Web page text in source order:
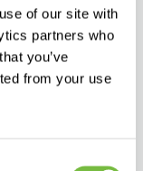
of our site with
partners who
you’ve
from your use